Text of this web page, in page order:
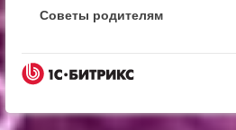
Советы родителям